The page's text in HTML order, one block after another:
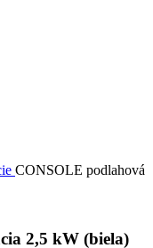
CONSOLE podlahová
2,5 kW (biela)